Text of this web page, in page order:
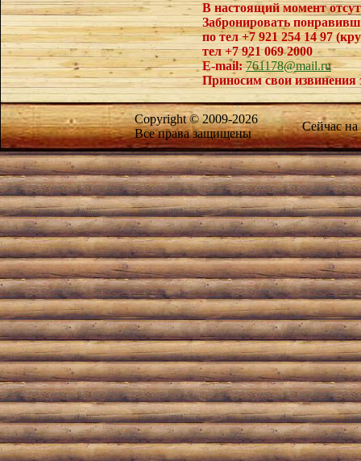
В настоящий момент
Забронировать
по тел +7 921 254 14 97
тел +7 921 069 2000
E-mail:761178@mail.ru
Приносим свои извинения
Copyright © 2009-2026
Все права защищены
Сейчас